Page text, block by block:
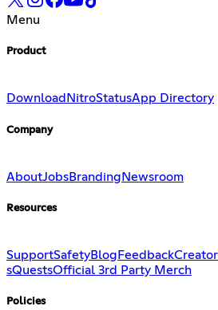
Menu
Product
Download NitroStatusApp Directory
Company
AboutJobsBranding Newsroom
Resources
SupportSafetyBlog Feedback
sQuestsOfficial 3rd Party Merch
Policies